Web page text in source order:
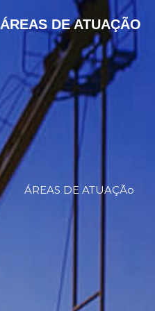
ÁREAS DE ATUAÇÃO
ÁREAS DE ATUAÇÃo​